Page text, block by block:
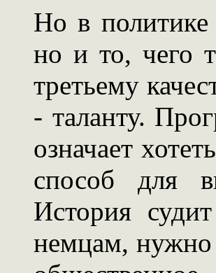
Но в
но и то, чего
третьему
- таланту.
означает
способ для
История
немцам, нужно